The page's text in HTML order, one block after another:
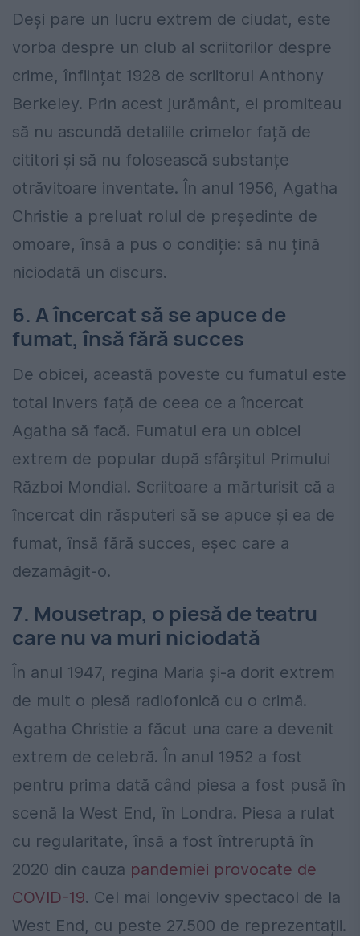
Deși pare un lucru extrem de ciudat, este
vorba despre un club al scriitorilor despre
crime, înființat 1928 de scriitorul Anthony
Berkeley. Prin acest jurământ, ei promiteau
să nu ascundă detaliile crimelor față de
cititori și să nu folosească substanțe
otrăvitoare inventate. În anul 1956, Agatha
Christie a preluat rolul de președinte de
omoare, însă a pus o condiție: să nu țină
niciodată un discurs.
6. A încercat să se apuce de
fumat, însă fără succes
De obicei, această poveste cu fumatul este
total invers față de ceea ce a încercat
Agatha să facă. Fumatul era un obicei
extrem de popular după sfârșitul Primului
Război Mondial. Scriitoare a mărturisit că a
încercat din răsputeri să se apuce și ea de
fumat, însă fără succes, eșec care a
dezamăgit-o.
7. Mousetrap, o piesă de teatru
care nu va muri niciodată
În anul 1947, regina Maria și-a dorit extrem
de mult o piesă radiofonică cu o crimă.
Agatha Christie a făcut una care a devenit
extrem de celebră. În anul 1952 a fost
pentru prima dată când piesa a fost pusă în
scenă la West End, în Londra. Piesa a rulat
cu regularitate, însă a fost întreruptă în
2020 din cauza pandemiei provocate de
COVID-19. Cel mai longeviv spectacol de la
West End, cu peste 27.500 de reprezentații.